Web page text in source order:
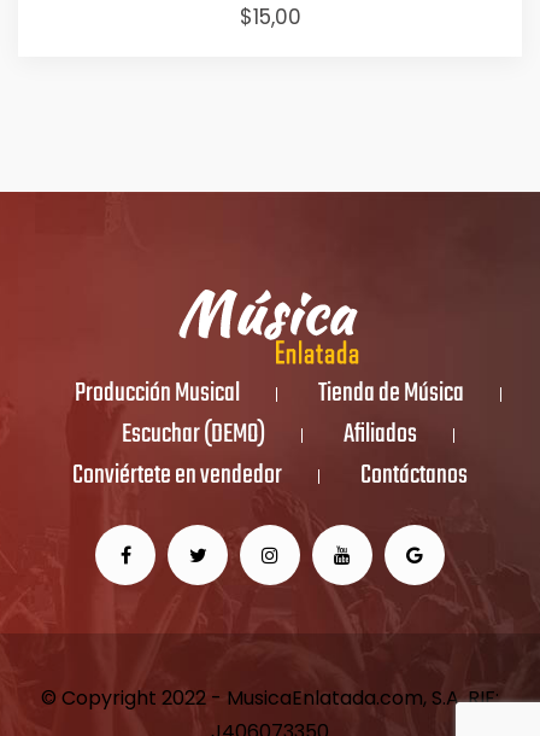
$15,00
Producción Musical
Tienda de Música
Escuchar (DEMO)
Afiliados
Conviértete en vendedor
Contáctanos
© Copyright 2022 - MusicaEnlatada.com, S.A. RIF: